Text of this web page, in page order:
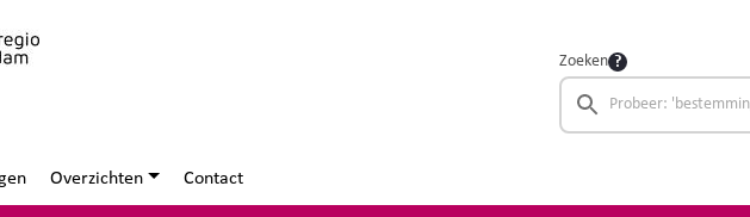
Zoeken
Overzichten Contact